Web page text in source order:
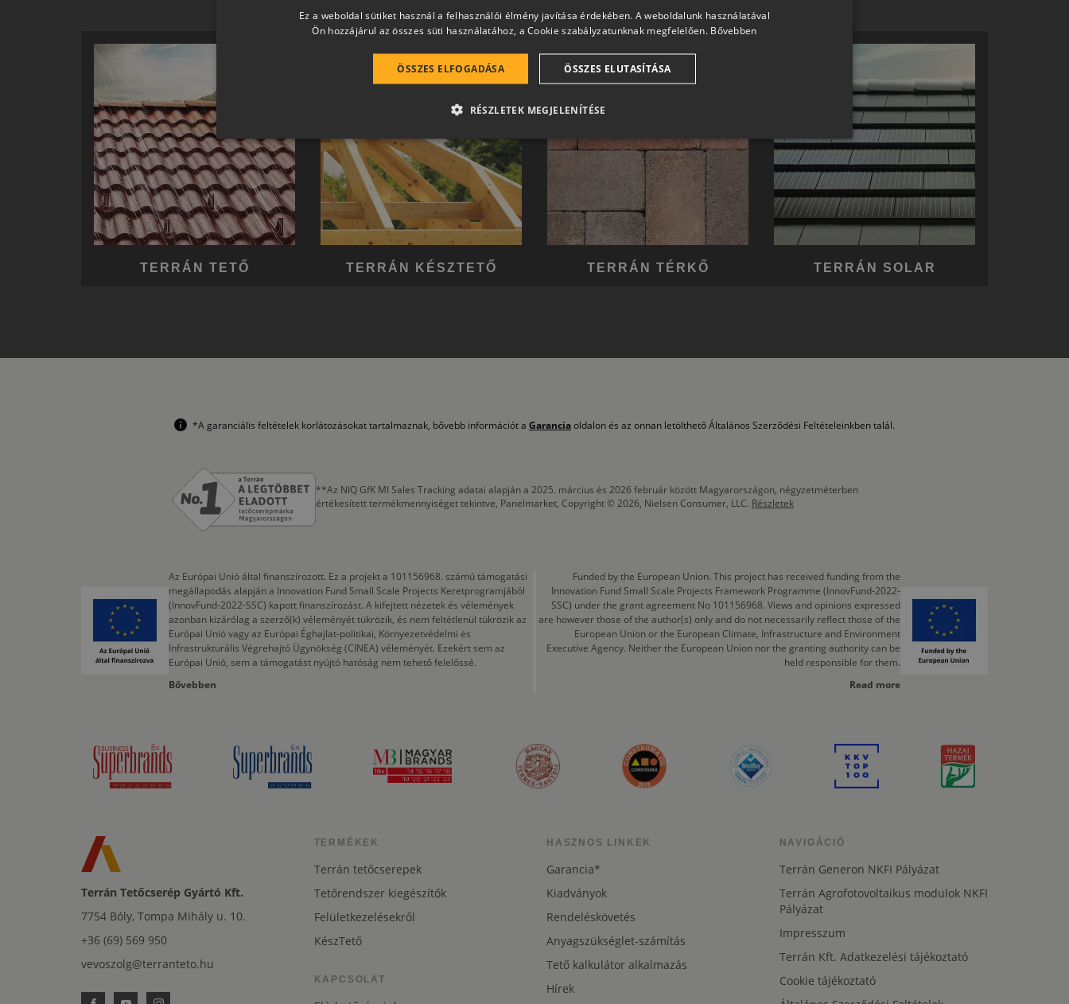
TERRÁN TETŐ TERRÁN KÉSZTETŐ TERRÁN TÉRKŐ TERRÁN SOLAR
*A garanciális feltételek korlátozásokat tartalmaznak, bővebb információt a Garanciaoldalon és az onnan letölthető Általános Szerződési Feltételeinkben talál.
**Az NIQ GfK MI Sales Tracking adatai alapján a 2025. március és 2026 február között Magyarországon, négyzetméterben
értékesített termékmennyiséget tekintve, Panelmarket, Copyright © 2026, Nielsen Consumer, LLC. Részletek
Az Európai Unió által finanszírozott. Ez a projekt a 101156968. számú támogatási
megállapodás alapján a Innovation Fund Small Scale Projects Keretprogramjából
(InnovFund-2022-SSC) kapott finanszírozást. A kifejtett nézetek és vélemények
azonban kizárólag a szerző(k) véleményét tükrözik, és nem feltétlenül tükrözik az
Európai Unió vagy az Európai Éghajlat-politikai, Környezetvédelmi és
Infrastrukturális Végrehajtó Ügynökség (CINEA) véleményét. Ezekért sem az
Európai Unió, sem a támogatást nyújtó hatóság nem tehető felelőssé.
Bővebben
Funded by the European Union. This project has received funding from the
Innovation Fund Small Scale Projects Framework Programme (InnovFund-2022-
SSC) under the grant agreement No 101156968. Views and opinions expressed
are however those of the author(s) only and do not necessarily reflect those of the
European Union or the European Climate, Infrastructure and Environment
Executive Agency. Neither the European Union nor the granting authority can be
held responsible for them.
Read more
Terrán Tetőcserép Gyártó Kft.
7754 Bóly, Tompa Mihály u. 10.
+36 (69) 569 950
vevoszolg@terranteto.hu
TERMÉKEK
Terrán tetőcserepek
Tetőrendszer kiegészítők
Felületkezelésekről
KészTető
KAPCSOLAT
HASZNOS LINKEK
Garancia*
Kiadványok
Rendeléskövetés
Anyagszükséglet-számítás
Tető kalkulátor alkalmazás
Hírek
NAVIGÁCIÓ
Terrán Generon NKFI Pályázat
Terrán Agrofotovoltaikus modulok NKFI
Pályázat
Impresszum
Terrán Kft. Adatkezelési tájékoztató
Cookie tájékoztató
CROATIAN
SR
RO-HU
ENGLISH
Ez a weboldal sütiket használ a felhasználói élmény javítása érdekében. A weboldalunk használatával
Ön hozzájárul az összes süti használatához, a Cookie szabályzatunknak megfelelően. Bővebben
ÖSSZES ELFOGADÁSA ÖSSZES ELUTASÍTÁSA
RÉSZLETEK MEGJELENÍTÉSE